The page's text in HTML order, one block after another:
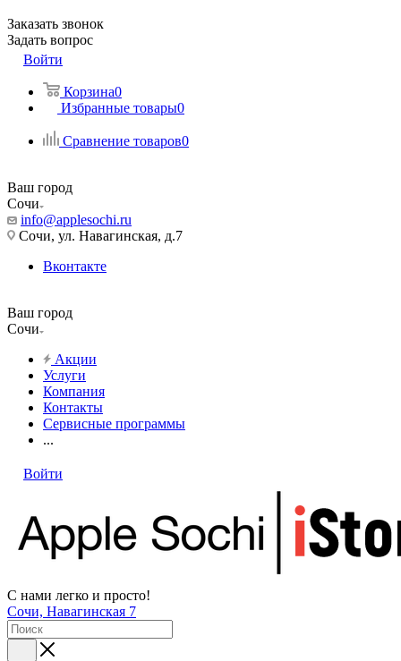
Заказать звонок
Задать вопрос
Войти
Корзина0
Избранные товары0
Сравнение товаров0
Ваш город
Сочи
info@applesochi.ru
Сочи, ул. Навагинская, д.7
Вконтакте
Ваш город
Сочи
Акции
Услуги
Компания
Контакты
Сервисные программы
...
Войти
С нами легко и просто!
Сочи, Навагинская 7